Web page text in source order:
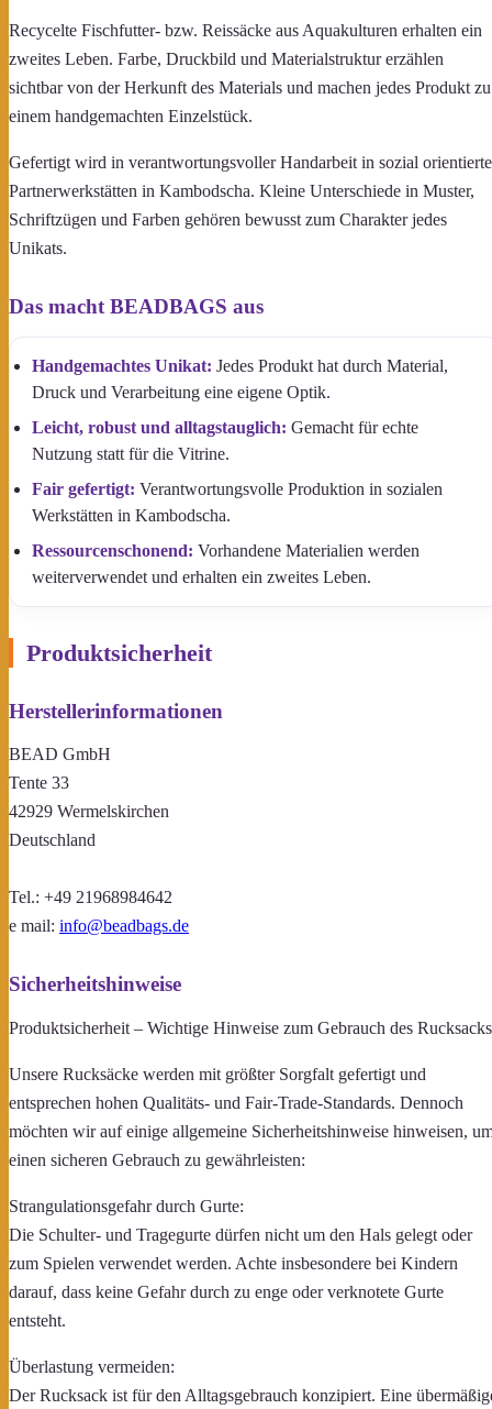
Recycelte Fischfutter- bzw. Reissäcke aus Aquakulturen erhalten ein
zweites Leben. Farbe, Druckbild und Materialstruktur erzählen
sichtbar von der Herkunft des Materials und machen jedes Produkt zu
einem handgemachten Einzelstück.
Gefertigt wird in verantwortungsvoller Handarbeit in sozial
Partnerwerkstätten in Kambodscha. Kleine Unterschiede in Muster,
Schriftzügen und Farben gehören bewusst zum Charakter jedes
Unikats.
Das macht BEADBAGS aus
Handgemachtes Unikat: Jedes Produkt hat durch Material,
Druck und Verarbeitung eine eigene Optik.
Leicht, robust und alltagstauglich: Gemacht für echte
Nutzung statt für die Vitrine.
Fair gefertigt: Verantwortungsvolle Produktion in sozialen
Werkstätten in Kambodscha.
Ressourcenschonend: Vorhandene Materialien werden
weiterverwendet und erhalten ein zweites Leben.
Produktsicherheit
Herstellerinformationen
BEAD GmbH
Tente 33
42929 Wermelskirchen
Deutschland
Tel.: +49 21968984642
e mail: info@beadbags.de
Sicherheitshinweise
Produktsicherheit – Wichtige Hinweise zum Gebrauch des Rucksacks
Unsere Rucksäcke werden mit größter Sorgfalt gefertigt und
entsprechen hohen Qualitäts- und Fair-Trade-Standards. Dennoch
möchten wir auf einige allgemeine Sicherheitshinweise hinweisen,
einen sicheren Gebrauch zu gewährleisten:
Strangulationsgefahr durch Gurte:
Die Schulter- und Tragegurte dürfen nicht um den Hals gelegt oder
zum Spielen verwendet werden. Achte insbesondere bei Kindern
darauf, dass keine Gefahr durch zu enge oder verknotete Gurte
entsteht.
Überlastung vermeiden:
Der Rucksack ist für den Alltagsgebrauch konzipiert. Eine